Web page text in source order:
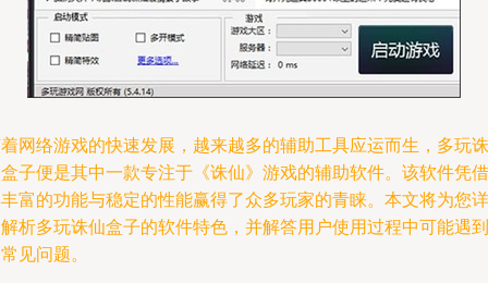
网络游戏的快速发展，越来越多的辅助工具应运而生，多玩诛
子便是其中一款专注于《诛仙》游戏的辅助软件。该软件凭借
富的功能与稳定的性能赢得了众多玩家的青睐。本文将为您详
析多玩诛仙盒子的软件特色，并解答用户使用过程中可能遇到
见问题。